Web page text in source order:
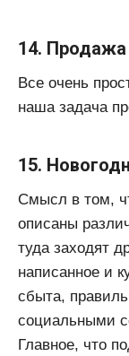
14. Продажа
Все очень
наша задача
15.
Смысл в том,
описаны
туда заходят
написанное и
сбыта,
социальными
Главное, что